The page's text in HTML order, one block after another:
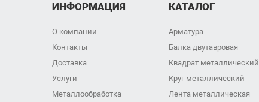
ИНФОРМАЦИЯ
О компании
Контакты
Доставка
Услуги
Металлообработка
КАТАЛОГ
Арматура
Балка двутавровая
Квадрат металлический
Круг металлический
Лента металлическая